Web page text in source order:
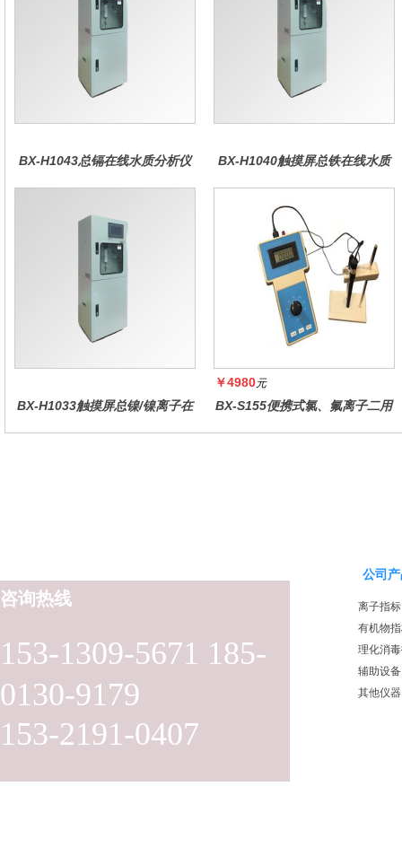
BX-H1043总镉在线水质分析仪
BX-H1040触摸屏总铁在线水质
BX-H1033触摸屏总镍/镍离子在
￥4980元
BX-S155便携式氯、氟离子二用
153-1309-5671 185-
0130-9179
153-2191-0407
咨询热线
公司
离子指标
有机物
理化消
辅助设备
其他仪器